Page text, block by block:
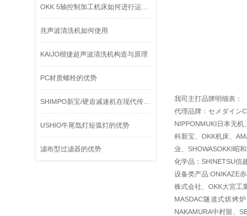
兆声波清洗机如何使用
KAIJO楷捷超声波清洗机构造与原理
PC材质螺栓的优势
USHIO牛尾氙灯短弧灯的优势
滤布型过滤器的优势
我司主打品牌明细表：
代理品牌：セメダイン
NIPPONMUKI日本无
科新宝、OKK机床、
业、SHOWASOKKI昭
化学品：SHINETSU信
设备类产品:ONIKAZE
株式会社、OKK大宮工
MASDAC隧道式烘烤
NAKAMURA中村留、